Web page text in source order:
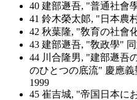
40 建部遯吾, "普通社會
41 鈴木榮太郞, "日本農
42 秋葉隆, "敎育の社會
43 建部遯吾, "敎政學" 同
44 川合隆男, "建部遯吾
のひとつの底流" 慶應義
1999
45 崔吉城, "帝国日本に